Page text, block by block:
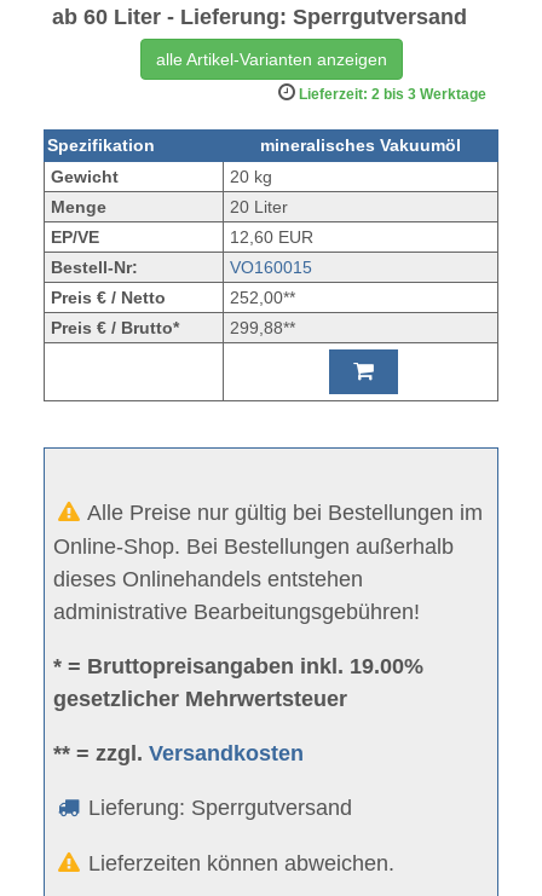
ab 60 Liter - Lieferung: Sperrgutversand
alle Artikel-Varianten anzeigen
Lieferzeit: 2 bis 3 Werktage
Spezifikation
mineralisches Vakuumöl
Gewicht
20 kg
Menge
20 Liter
EP/VE
12,60 EUR
Bestell-Nr:
VO160015
Preis € / Netto
252,00**
Preis € / Brutto*
299,88**
Alle Preise nur gültig bei Bestellungen im
Online-Shop. Bei Bestellungen außerhalb
dieses Onlinehandels entstehen
administrative Bearbeitungsgebühren!
* = Bruttopreisangaben inkl. 19.00%
gesetzlicher Mehrwertsteuer
** = zzgl.Versandkosten
Lieferung: Sperrgutversand
Lieferzeiten können abweichen.